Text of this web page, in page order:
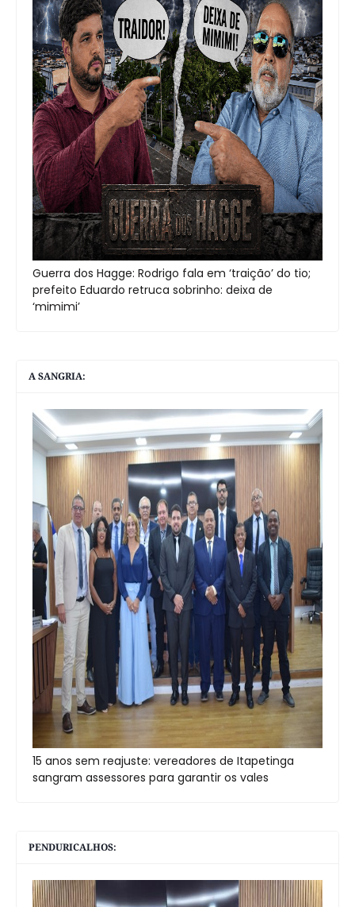
Guerra dos Hagge: Rodrigo fala em ‘traição’ do tio;
prefeito Eduardo retruca sobrinho: deixa de
‘mimimi’
A SANGRIA:
15 anos sem reajuste: vereadores de Itapetinga
sangram assessores para garantir os vales
PENDURICALHOS: